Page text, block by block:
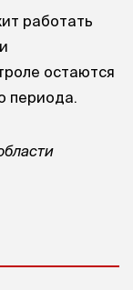
работать
остаются
периода.